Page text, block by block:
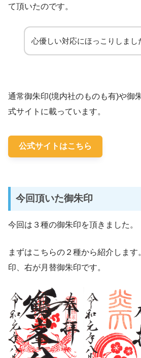
て頂いたのです。
心優しい対応にほっこりしまし
通常御朱印(境内社のものも有)や御
式サイトに載っています。
公式サイトはこちら
今回頂いた御朱印
今回は３種の御朱印を頂きました。
まずはこちらの２種から紹介しま
印、右が月替御朱印です。